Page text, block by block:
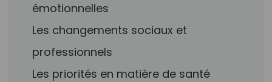
émotionnelles
Les changements sociaux et
professionnels
Les priorités en matière de santé